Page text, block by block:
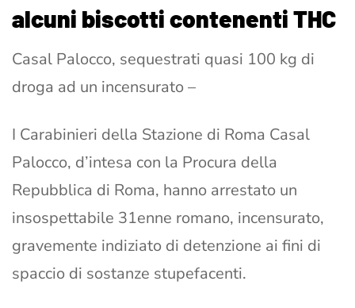
alcuni biscotti contenenti THC
Casal Palocco, sequestrati quasi 100 kg di
droga ad un incensurato –
I Carabinieri della Stazione di Roma Casal
Palocco, d’intesa con la Procura della
Repubblica di Roma, hanno arrestato un
insospettabile 31enne romano, incensurato,
gravemente indiziato di detenzione ai fini di
spaccio di sostanze stupefacenti.